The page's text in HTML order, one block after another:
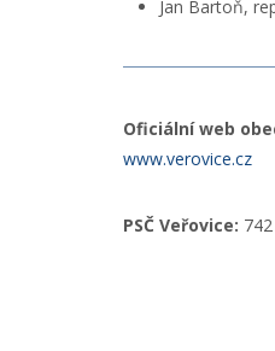
Jan Bartoň,
Oficiální web
www.verovice.cz
PSČ Veřovice: